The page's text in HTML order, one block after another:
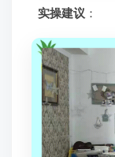
实操建议 ：